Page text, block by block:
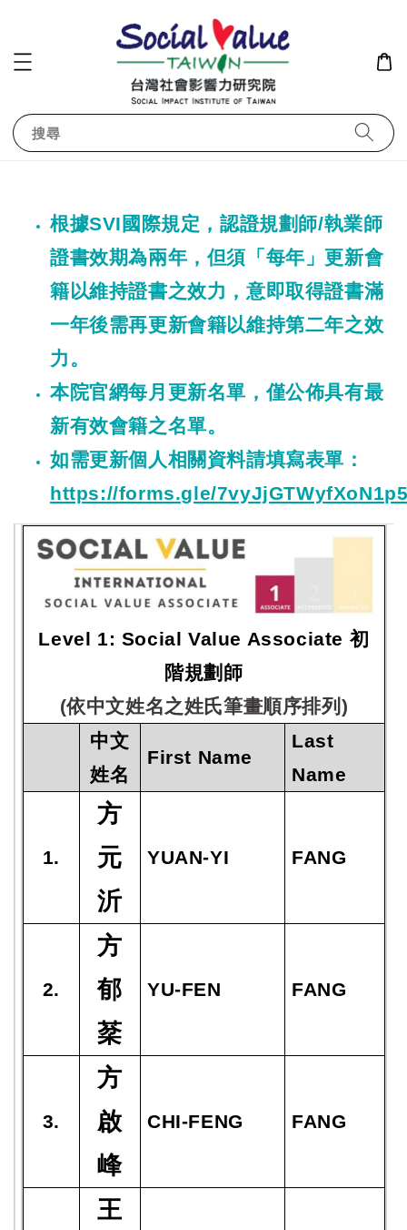
搜尋
根據SVI國際規定，認證規劃師/執業師
證書效期為兩年，但須「每年」更新會
籍以維持證書之效力，意即取得證書滿
一年後需再更新會籍以維持第二年之效
力。
本院官網每月更新名單，僅公佈具有最
新有效會籍之名單。
如需更新個人相關資料請填寫表單：
https://forms.gle/
Level 1: Social Value Associate 初
階規劃師
(依中文姓名之姓氏筆畫順序排列)
中文
姓名
First Name
Last
Name
1.
方
元
沂
YUAN-YI FANG
2.
方
郁
棻
YU-FEN FANG
3.
方
啟
峰
CHI-FENG FANG
王